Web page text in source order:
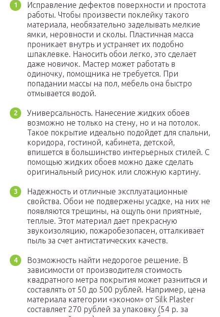
Исправление дефектов поверхности и простота
работы. Чтобы произвести поклейку такого
материала, необязательно заделывать мелкие
ямки, неровности и сколы. Пластичная масса
проникает внутрь и устраняет их подобно
шпаклевке. Наносить обои легко, это сделает
даже новичок. Мастер может работать в
одиночку, помощника не требуется. При
попадании массы на пол, мебель она быстро
отмывается водой.
Универсальность. Нанесение жидких обоев
возможно не только на стену, но и на потолок.
Такое покрытие идеально подойдет для спальни,
коридора, гостиной, кабинета, детской,
впишется в большинство интерьерных стилей. С
помощью жидких обоев можно даже сделать
оригинальный рисунок или сложную картину.
Надежность и отличные эксплуатационные
свойства. Обои не подвержены усадке, на них не
появляются трещины, на ощупь они приятные,
теплые. Этот материал дает прекрасную
звукоизоляцию, пожаробезопасен, отталкивает
пыль за счет антистатических качеств.
Возможность найти недорогое решение. В
зависимости от производителя стоимость
квадратного метра покрытия может разниться и
составлять от 50 до 500 рублей. Например, цена
материала категории «эконом» от Silk Plaster
составляет 270 рублей за упаковку (54 р. за